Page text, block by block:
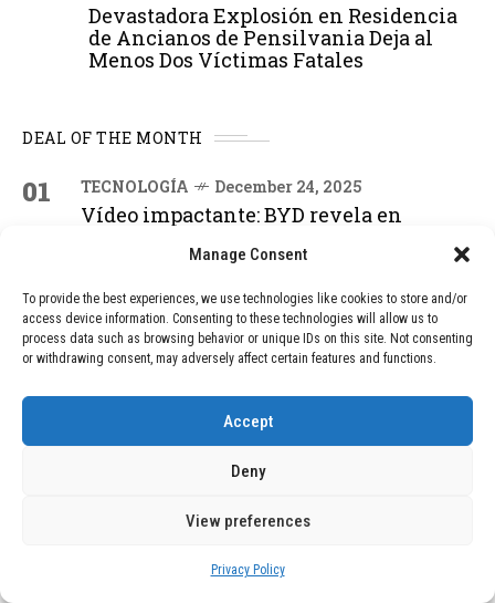
Manage Consent
To provide the best experiences, we use technologies like cookies to store and/or
access device information. Consenting to these technologies will allow us to
process data such as browsing behavior or unique IDs on this site. Not consenting
or withdrawing consent, may adversely affect certain features and functions.
Accept
Deny
View preferences
Privacy Policy
Devastadora Explosión en Residencia
de Ancianos de Pensilvania Deja al
Menos Dos Víctimas Fatales
DEAL OF THE MONTH
01 TECNOLOGÍA December 24, 2025
Vídeo impactante: BYD revela en
en apenas 5 minutos de carga
02 TECNOLOGÍA February 9, 2026
Motor de 800 W, rango de 45 km y
solo 300 euros y representa una
adquisición impresionante
December 24, 2025
Geolocalizadas, Obligatorias a Partir de